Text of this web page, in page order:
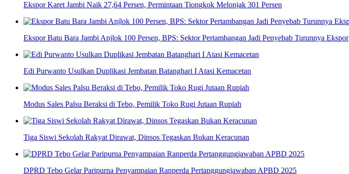
Ekspor Karet Jambi Naik 27,64 Persen, Permintaan Tiongkok Melonjak 301 Persen
Ekspor Batu Bara Jambi Anjlok 100 Persen, BPS: Sektor Pertambangan Jadi Penyebab Turunnya Ekspor
Edi Purwanto Usulkan Duplikasi Jembatan Batanghari I Atasi Kemacetan
Modus Sales Palsu Beraksi di Tebo, Pemilik Toko Rugi Jutaan Rupiah
Tiga Siswi Sekolah Rakyat Dirawat, Dinsos Tegaskan Bukan Keracunan
DPRD Tebo Gelar Paripurna Penyampaian Ranperda Pertanggungjawaban APBD 2025